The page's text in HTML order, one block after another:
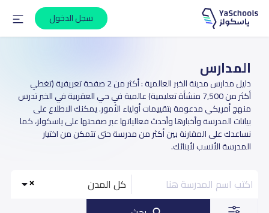
سجل الدخول
المدارس
دليل مدارس مدينة الخبر العالمية : أكثر من 2 صفحة تعريفية (تغطي
أكثر من 7,500 منشأة تعليمية) عالمية في حي العقربية في الخبر تدرس
منهج أمريكي مدعومة بتقييمات أولياء الأمور. يمكنك الاطلاع على
بيانات المدرسة وأخبارها وأحدث فعالياتها عبر صفحتها على ياسكولز، كما
نساعدك على المقارنة بين أكثر من مدرسة حتى تتمكن من اختيار
المدرسة الأنسب لأبنائك.
كل المدن